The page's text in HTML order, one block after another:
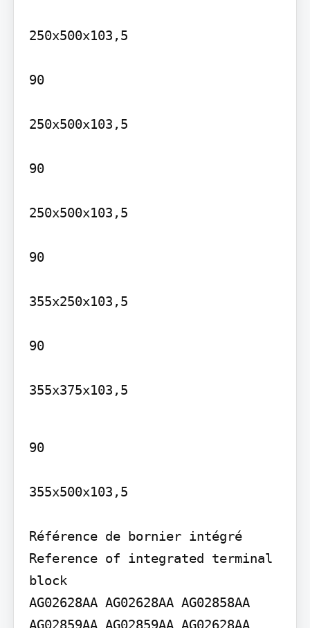
250x500x103,5
90
250x500x103,5
90
250x500x103,5
90
355x250x103,5
90
355x375x103,5
90
355x500x103,5
Référence de bornier intégré
Reference of integrated terminal
block
AG02628AA AG02628AA AG02858AA
AG02859AA AG02859AA AG02628AA